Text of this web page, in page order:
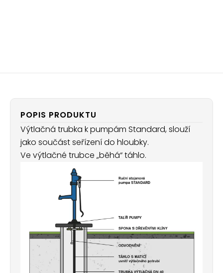
POPIS PRODUKTU
Výtlačná trubka k pumpám Standard, slouží
jako součást seřízení do hloubky.
Ve výtlačné trubce „běhá“ táhlo.